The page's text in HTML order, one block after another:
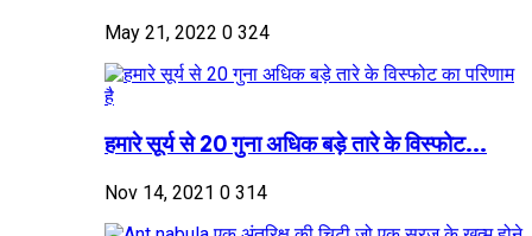
May 21, 2022 0 324
हमारे सूर्य से 20 गुना अधिक बड़े तारे के विस्फोट...
Nov 14, 2021 0 314